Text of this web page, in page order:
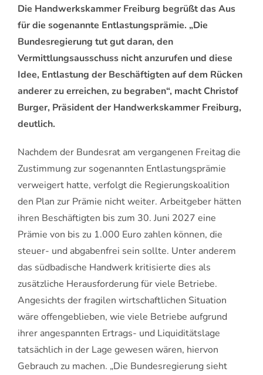
Die Handwerkskammer Freiburg begrüßt das Aus
für die sogenannte Entlastungsprämie. „Die
Bundesregierung tut gut daran, den
Vermittlungsausschuss nicht anzurufen und diese
Idee, Entlastung der Beschäftigten auf dem Rücken
anderer zu erreichen, zu begraben“, macht Christof
Burger, Präsident der Handwerkskammer Freiburg,
deutlich.
Nachdem der Bundesrat am vergangenen Freitag die
Zustimmung zur sogenannten Entlastungsprämie
verweigert hatte, verfolgt die Regierungskoalition
den Plan zur Prämie nicht weiter. Arbeitgeber hätten
ihren Beschäftigten bis zum 30. Juni 2027 eine
Prämie von bis zu 1.000 Euro zahlen können, die
steuer- und abgabenfrei sein sollte. Unter anderem
das südbadische Handwerk kritisierte dies als
zusätzliche Herausforderung für viele Betriebe.
Angesichts der fragilen wirtschaftlichen Situation
wäre offengeblieben, wie viele Betriebe aufgrund
ihrer angespannten Ertrags- und Liquiditätslage
tatsächlich in der Lage gewesen wären, hiervon
Gebrauch zu machen. „Die Bundesregierung sieht